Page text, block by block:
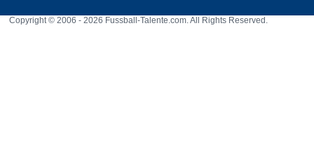
Copyright © 2006 - 2026 Fussball-Talente.com. All Rights Reserved.